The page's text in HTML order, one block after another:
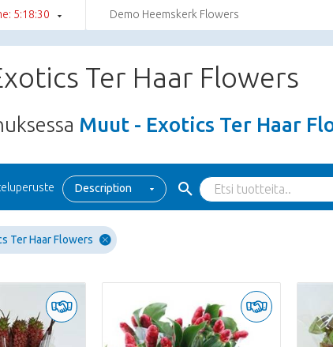
5:18:30 Demo Heemskerk Flowers
Ter Haar Flowers
Muut - Exotics Ter Haar
Description
Ter Haar Flowers